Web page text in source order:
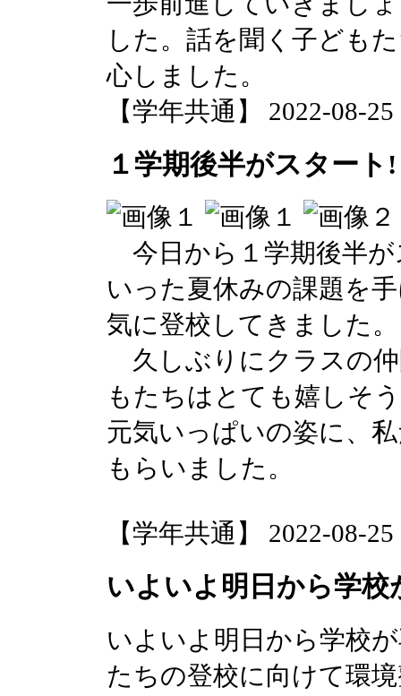
した。話を聞く子ども
心しました。
【学年共通】 2022-08-
１学期後半がスタート!
今日から１学期後半
いった夏休みの課題を
気に登校してきました。
久しぶりにクラスの
もたちはとても嬉しそ
元気いっぱいの姿に、
もらいました。
【学年共通】 2022-08-
いよいよ明日から学校
いよいよ明日から学校
たちの登校に向けて環